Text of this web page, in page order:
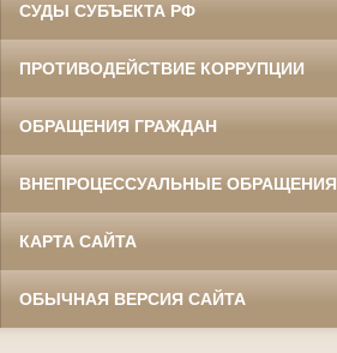
СУДЫ СУБЪЕКТА РФ
ПРОТИВОДЕЙСТВИЕ КОРРУПЦИИ
ОБРАЩЕНИЯ ГРАЖДАН
ВНЕПРОЦЕССУАЛЬНЫЕ ОБРАЩЕНИЯ
КАРТА САЙТА
ОБЫЧНАЯ ВЕРСИЯ САЙТА